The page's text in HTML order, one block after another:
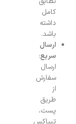
کامل
داشته
باشد.
ارسال
سریع:
ارسال
سفارش
از
طریق
پست،
تیپاکس